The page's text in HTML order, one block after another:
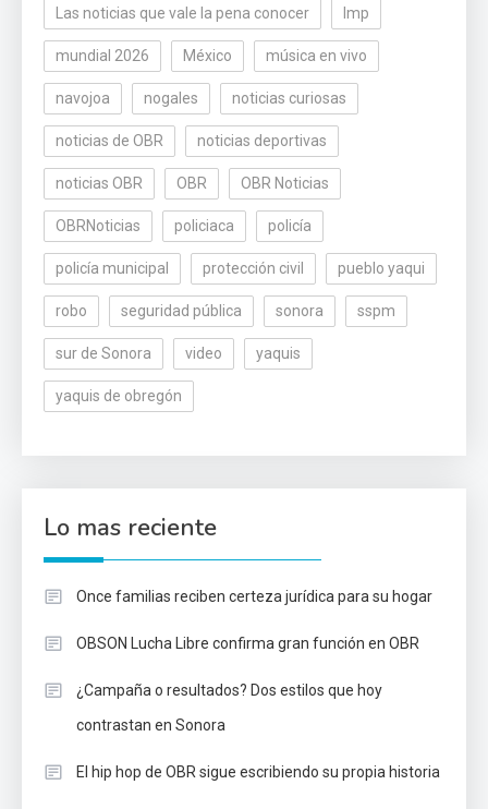
Las noticias que vale la pena conocer lmp
mundial 2026 México música en vivo
navojoa nogales noticias curiosas
noticias de OBR noticias deportivas
noticias OBR OBR OBR Noticias
OBRNoticias policiaca policía
policía municipal protección civil pueblo yaqui
robo seguridad pública sonora sspm
sur de Sonora video yaquis
yaquis de obregón
Lo mas reciente
Once familias reciben certeza jurídica para su hogar
OBSON Lucha Libre confirma gran función en OBR
¿Campaña o resultados? Dos estilos que hoy
contrastan en Sonora
El hip hop de OBR sigue escribiendo su propia historia